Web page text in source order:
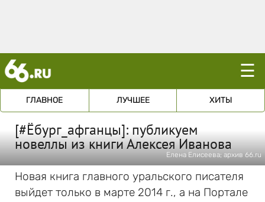
☰
ГЛАВНОЕ ЛУЧШЕЕ ХИТЫ
[#Ёбург_афганцы]: публикуем
новеллы из книги Алексея Иванова
Елена Елисеева; архив 66.ru
Новая книга главного уральского писателя
выйдет только в марте 2014 г., а на Портале